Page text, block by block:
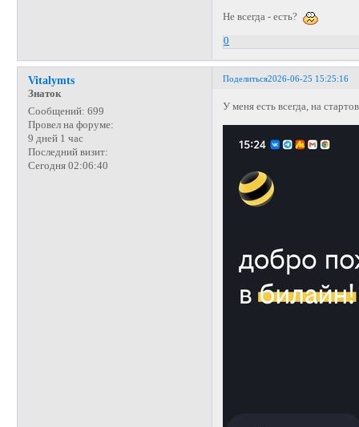
Не всегда - есть?
0
Поделиться2026-06-25 15:25:16
Vitalymts
Знаток
Сообщений: 699
Провел на форуме:
9 дней 1 час
Последний визит:
Сегодня 02:06:40
У меня есть всегда, на